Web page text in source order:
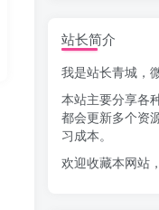
站长简介
我是站长青城，
本站主要分享各
都会更新多个资
习成本。
欢迎收藏本网站